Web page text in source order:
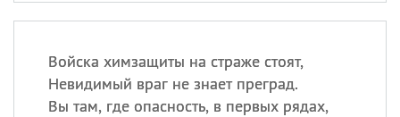
Войска химзащиты на страже стоят,
Невидимый враг не знает преград.
Вы там, где опасность, в первых рядах,